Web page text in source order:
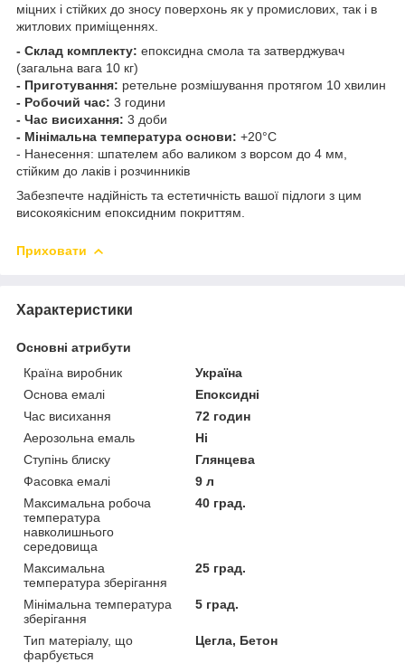
міцних і стійких до зносу поверхонь як у промислових, так і в
житлових приміщеннях.
- Склад комплекту: епоксидна смола та затверджувач
(загальна вага 10 кг)
- Приготування: ретельне розмішування протягом 10 хвилин
- Робочий час: 3 години
- Час висихання: 3 доби
- Мінімальна температура основи: +20°C
- Нанесення: шпателем або валиком з ворсом до 4 мм,
стійким до лаків і розчинників
Забезпечте надійність та естетичність вашої підлоги з цим
високоякісним епоксидним покриттям.
Приховати
Характеристики
Основні атрибути
Країна виробник
Україна
Основа емалі
Епоксидні
Час висихання
72 годин
Аерозольна емаль
Ні
Ступінь блиску
Глянцева
Фасовка емалі
9 л
Максимальна робоча
температура
навколишнього
середовища
40 град.
Максимальна
температура зберігання
25 град.
Мінімальна температура
зберігання
5 град.
Тип матеріалу, що
фарбується
Цегла, Бетон